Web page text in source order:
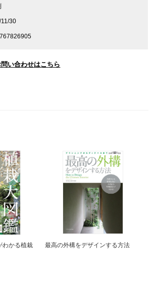
30
い合わせはこちら
わかる植栽
最高の外構をデザインする方法